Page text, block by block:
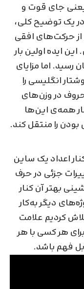
جای قوت و
یک توضیح کلی،
حرکت‌های افقی
ایده اولین بار
اما مزایای
انگلیسی را
در وزن‌های
همه‌ی این‌ها
را منتقل کند.
اعداد یک ساین
جزئی در حرف
بهتر آن کنار
دیگر به‌کار
کردیم علامت
هر کسی با هر
فهم باشد.